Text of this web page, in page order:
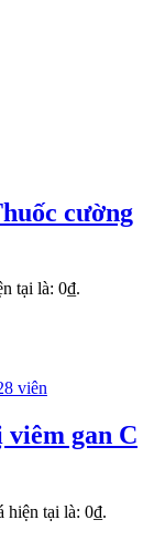
cường
tại là: 0₫.
gan C
hiện tại là: 0₫.